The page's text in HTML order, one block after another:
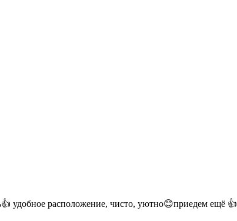
удобное расположение, чисто, уютно😊приедем ещё 👍